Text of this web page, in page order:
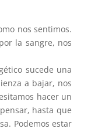
nos sentimos.
la sangre, nos
sucede una
a bajar, nos
hacer un
hasta que
Podemos estar